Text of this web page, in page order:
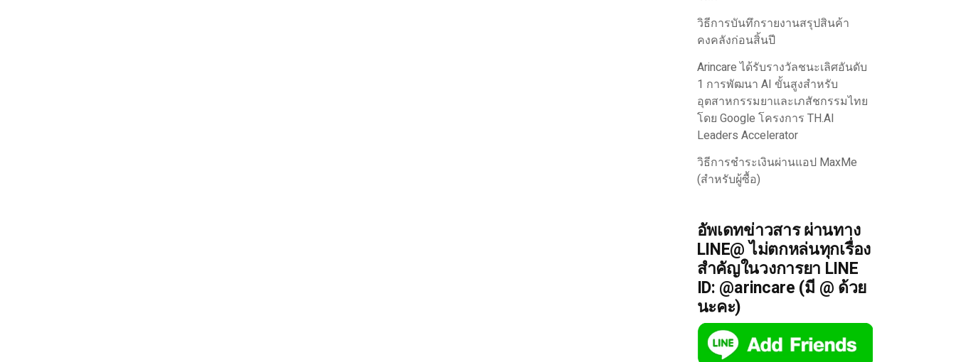
วิธีการบันทึกรายงานสรุปสินค้า
คงคลังก่อนสิ้นปี
Arincare ได้รับรางวัลชนะเลิศอันดับ
1 การพัฒนา AI ขั้นสูงสำหรับ
อุตสาหกรรมยาและเภสัชกรรมไทย
โดย Google โครงการ TH.AI
Leaders Accelerator
วิธีการชำระเงินผ่านแอป MaxMe
(สำหรับผู้ซื้อ)
อัพเดทข่าวสาร ผ่านทาง
LINE@ ไม่ตกหล่นทุกเรื่อง
สำคัญในวงการยา LINE
ID: @arincare (มี @ ด้วย
นะคะ)